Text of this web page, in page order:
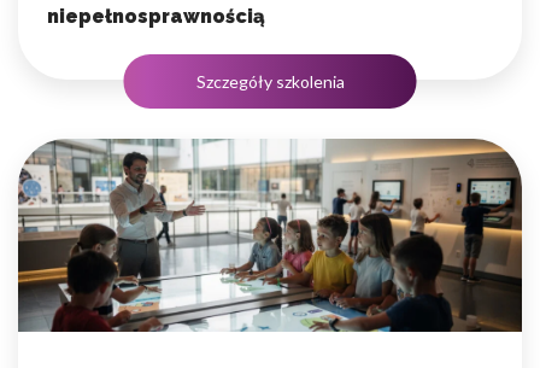
niepełnosprawnością
Szczegóły szkolenia